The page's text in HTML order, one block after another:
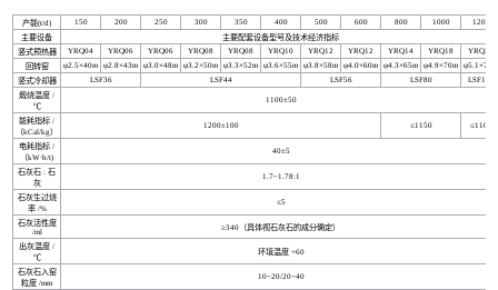
产能(t/d) 150 200 250 300 350 400 500 600 800 1000
1200
主要设备
主要配套设备型号及技术经济指标
竖式预热器
YRQ04 YRQ06 YRQ06 YRQ08 YRQ08 YRQ10 YRQ12 YRQ12 YRQ14 YRQ18
YRQ20
回转窑
φ2.5×40m φ2.8×43m φ3.0×48m φ3.2×50m φ3.3×52m φ3.6×55m φ3.8×58m φ4.0×60m φ4.3×65m φ4.9×70m
φ5.1×72m
竖式冷却器
LSF36 LSF44 LSF56 LSF80
LSF112
煅烧温度 /
℃
1100±50
能耗指标 /
（kCal/kg）
1200±100 ≤1150 ≤1100
电耗指标 /
（kW·h/t)
40±5
石灰石 : 石
灰
1.7~1.78:1
石灰生过烧
率 /%
≤5
石灰活性度
/ml
≥340（具体视石灰石的成分确定）
出灰温度 /
℃
环境温度 +60
石灰石入窑
粒度 /mm
10~20/20~40